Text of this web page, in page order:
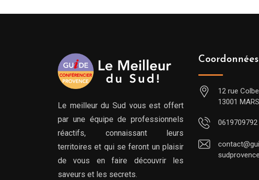
Le meilleur du Sud vous est offert
par une équipe de professionnels
réactifs, connaissant leurs
territoires et qui se feront un plaisir
de vous en faire découvrir les
saveurs et les secrets.
Coordonnées
12 rue
13001
0619709792